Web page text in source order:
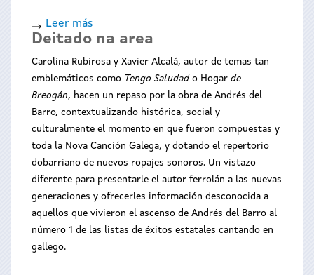
Leer más
Os
Bolechas:
Karaoke
deportivo
Deitado na area
Carolina Rubirosa y Xavier Alcalá, autor de temas tan
emblemáticos como Tengo Saludad o Hogar de
Breogán, hacen un repaso por la obra de Andrés del
Barro, contextualizando histórica, social y
culturalmente el momento en que fueron compuestas y
toda la Nova Canción Galega, y dotando el repertorio
dobarriano de nuevos ropajes sonoros. Un vistazo
diferente para presentarle el autor ferrolán a las nuevas
generaciones y ofrecerles información desconocida a
aquellos que vivieron el ascenso de Andrés del Barro al
número 1 de las listas de éxitos estatales cantando en
gallego.